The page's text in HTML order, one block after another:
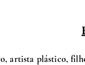
artista plástico,